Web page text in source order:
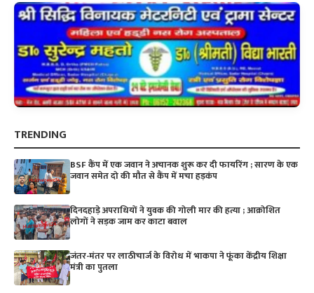
TRENDING
BSF कैंप में एक जवान ने अचानक शुरू कर दी फायरिंग ; सारण के एक
जवान समेत दो की मौत से कैंप में मचा हड़कंप
दिनदहाड़े अपराधियों ने युवक की गोली मार की हत्या ; आक्रोशित
लोगों ने सड़क जाम कर काटा बवाल
जंतर-मंतर पर लाठीचार्ज के विरोध में भाकपा ने फूंका केंद्रीय शिक्षा
मंत्री का पुतला